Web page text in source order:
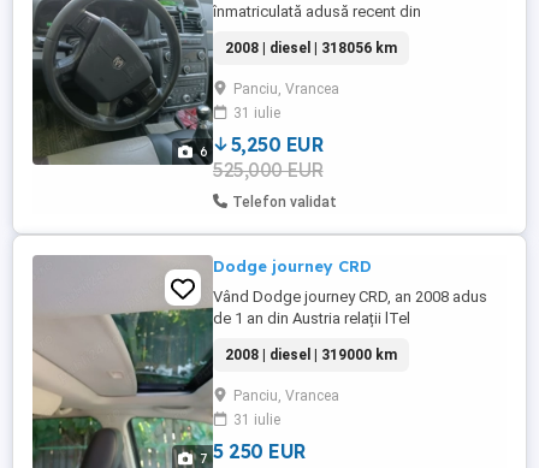
6
înmatriculată adusă recent din
2008 | diesel | 318056 km
Panciu, Vrancea
31 iulie
5,250 EUR
525,000 EUR
Telefon validat
7
Dodge journey CRD
Vând Dodge journey CRD, an 2008 adus
de 1 an din Austria relații lTel
2008 | diesel | 319000 km
Panciu, Vrancea
31 iulie
5 250 EUR